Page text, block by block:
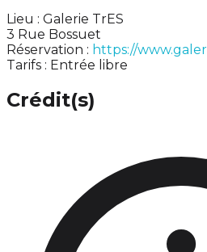
Lieu : Galerie TrES
3 Rue Bossuet
Réservation : https://
Tarifs : Entrée libre
Crédit(s)